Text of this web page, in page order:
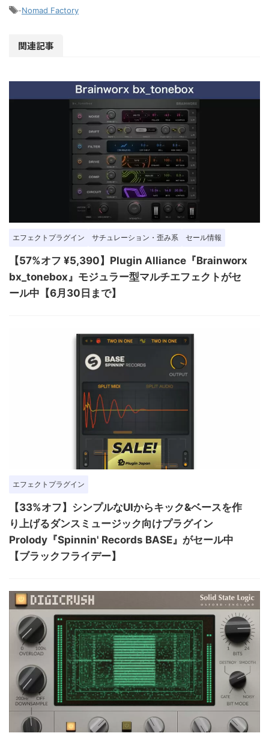
-Nomad Factory
関連記事
エフェクトプラグイン サチュレーション・歪み系 セール情報
【57%オフ ¥5,390】Plugin Alliance『Brainworx
bx_tonebox』モジュラー型マルチエフェクトがセ
ール中【6月30日まで】
エフェクトプラグイン
【33%オフ】シンプルなUIからキック&ベースを作
り上げるダンスミュージック向けプラグイン
Prolody『Spinnin' Records BASE』がセール中
【ブラックフライデー】